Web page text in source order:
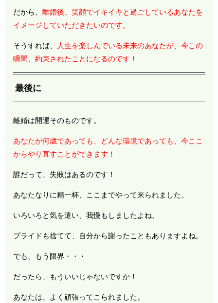
だから、離婚後、笑顔でイキイキと過ごしているあなたを
イメージしていただきたいのです。
そうすれば、
人生を楽しんでいる未来のあなたが、今この
瞬間、約束されたことになるのです！
最後に
離婚は開運そのものです。
あなたが何歳であっても、どんな環境であっても、今ここ
からやり直すことができます！
誰だって、失敗はあるのです！
あなたなりに精一杯、ここまでやって来られました。
いろいろと気を遣い、我慢もしましたよね。
プライドも捨てて、自分から謝ったこともありますよね。
でも、もう限界・・・
だったら、もういいじゃないですか！
あなたは、よく頑張ってこられました。